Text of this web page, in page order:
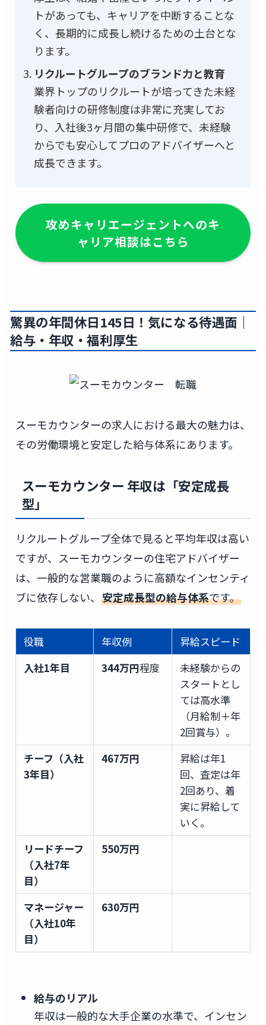
トがあっても、キャリアを中断することな
く、長期的に成長し続けるための土台とな
ります。
リクルートグループのブランド力と教育
業界トップのリクルートが培ってきた未経
験者向けの研修制度は非常に充実してお
り、入社後3ヶ月間の集中研修で、未経験
からでも安心してプロのアドバイザーへと
成長できます。
攻めキャリエージェントへのキ
ャリア相談はこちら
驚異の年間休日145日！気になる待遇面 ｜
給与 ・ 年収 ・福利厚生
スーモカウンターの求人における最大の魅力は、
その労働環境と安定した給与体系にあります。
スーモカウンター 年収は「安定成長
型」
リクルートグループ全体で見ると平均年収は高い
ですが、スーモカウンターの住宅アドバイザー
は、一般的な営業職のように高額なインセンティ
ブに依存しない、 安定成長型の給与体系です。
役職 年収例
昇給スピード
入社1年目
344万円程度
未経験からの
スタートとし
ては高水準
（月給制＋年
2回賞与）。
チーフ（入社
3年目）
467万円
昇給は年1
回、査定は年
2回あり、着
実に昇給して
いく。
リードチーフ
（入社7年
目）
550万円
マネージャー
（入社10年
目）
630万円
給与のリアル
年収は一般的な大手企業の水準で、インセン